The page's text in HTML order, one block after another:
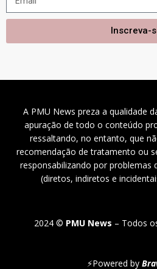
Inscreva-
A PMU News preza a qualidade
apuração de todo o conteúdo
ressaltando, no entanto, que
recomendação de tratamento ou
responsabilizando por problemas
(diretos, indiretos e
2024 © PMU News – Todos
⚡Powered by